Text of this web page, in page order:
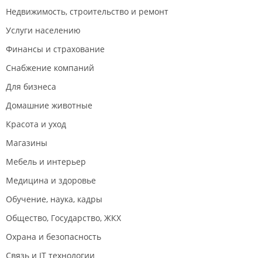
Недвижимость, строительство и ремонт
Услуги населению
Финансы и страхование
Снабжение компаний
Для бизнеса
Домашние животные
Красота и уход
Магазины
Мебель и интерьер
Медицина и здоровье
Обучение, наука, кадры
Общество, Государство, ЖКХ
Охрана и безопасность
Связь и IT технологии